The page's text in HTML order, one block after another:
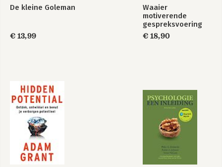
De kleine Goleman
€ 13,99
Waaier
motiverende
gespreksvoering
€ 18,90